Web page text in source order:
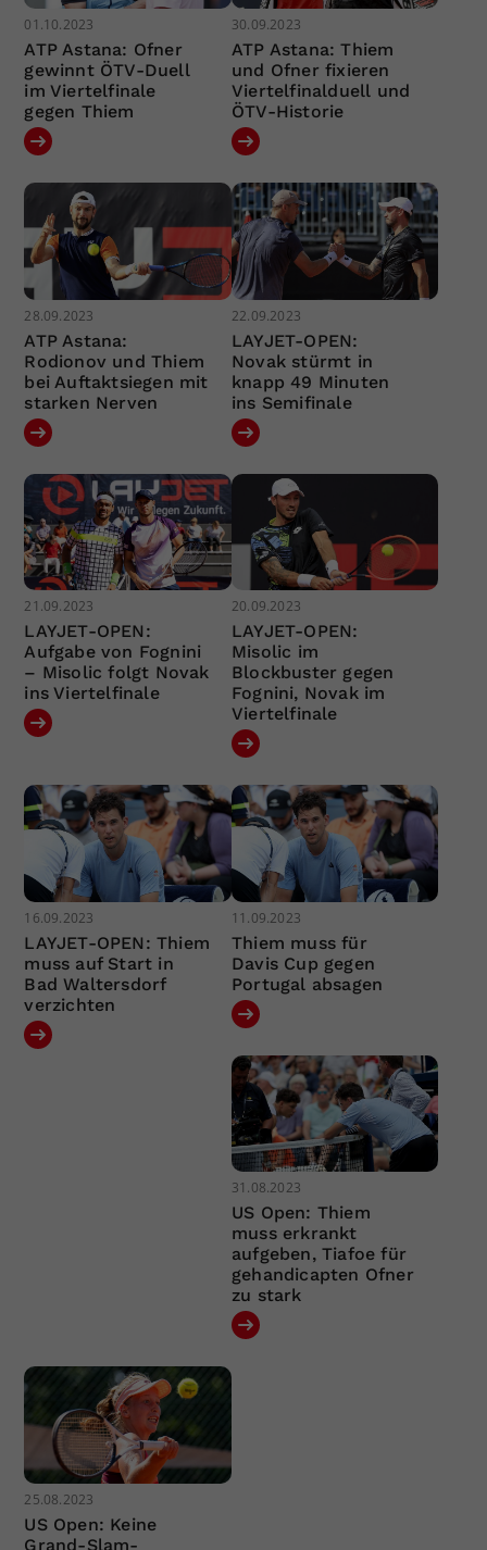
01.10.2023
ATP Astana: Ofner
gewinnt ÖTV-Duell
im Viertelfinale
gegen Thiem
30.09.2023
ATP Astana: Thiem
und Ofner fixieren
Viertelfinalduell und
ÖTV-Historie
28.09.2023
ATP Astana:
Rodionov und Thiem
bei Auftaktsiegen mit
starken Nerven
22.09.2023
LAYJET-OPEN:
Novak stürmt in
knapp 49 Minuten
ins Semifinale
21.09.2023
LAYJET-OPEN:
Aufgabe von Fognini
– Misolic folgt Novak
ins Viertelfinale
20.09.2023
LAYJET-OPEN:
Misolic im
Blockbuster gegen
Fognini, Novak im
Viertelfinale
16.09.2023
LAYJET-OPEN: Thiem
muss auf Start in
Bad Waltersdorf
verzichten
11.09.2023
Thiem muss für
Davis Cup gegen
Portugal absagen
31.08.2023
US Open: Thiem
muss erkrankt
aufgeben, Tiafoe für
gehandicapten Ofner
zu stark
25.08.2023
US Open: Keine
Grand-Slam-